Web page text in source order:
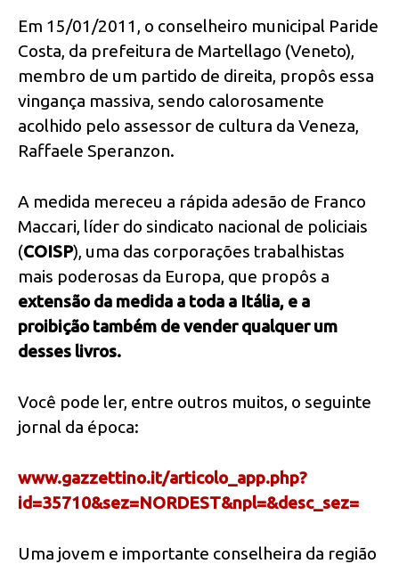
Em 15/01/2011, o conselheiro municipal Paride
Costa, da prefeitura de Martellago (Veneto),
membro de um partido de direita, propôs essa
vingança massiva, sendo calorosamente
acolhido pelo assessor de cultura da Veneza,
Raffaele Speranzon.
A medida mereceu a rápida adesão de Franco
Maccari, líder do sindicato nacional de policiais
(COISP), uma das corporações trabalhistas
mais poderosas da Europa, que propôs a
extensão da medida a toda a Itália, e a
proibição também de vender qualquer um
desses livros.
Você pode ler, entre outros muitos, o seguinte
jornal da época:
www.gazzettino.it/articolo_app.php?
id=35710&sez=NORDEST&npl=&desc_sez=
Uma jovem e importante conselheira da região